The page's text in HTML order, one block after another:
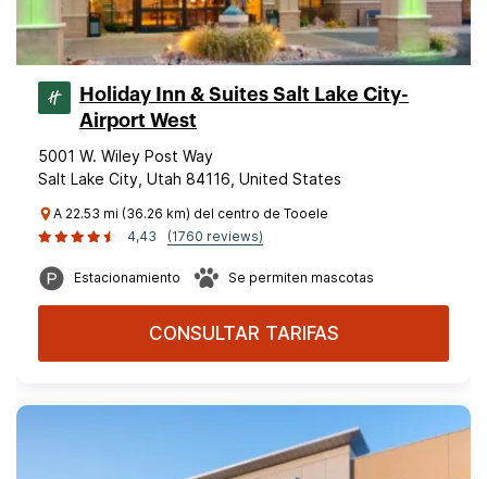
Holiday Inn & Suites Salt Lake City-
Airport West
5001 W. Wiley Post Way
Salt Lake City, Utah 84116, United States
A 22.53 mi (36.26 km) del centro de Tooele
4,43
(1760 reviews)
Estacionamiento Se permiten mascotas
CONSULTAR TARIFAS